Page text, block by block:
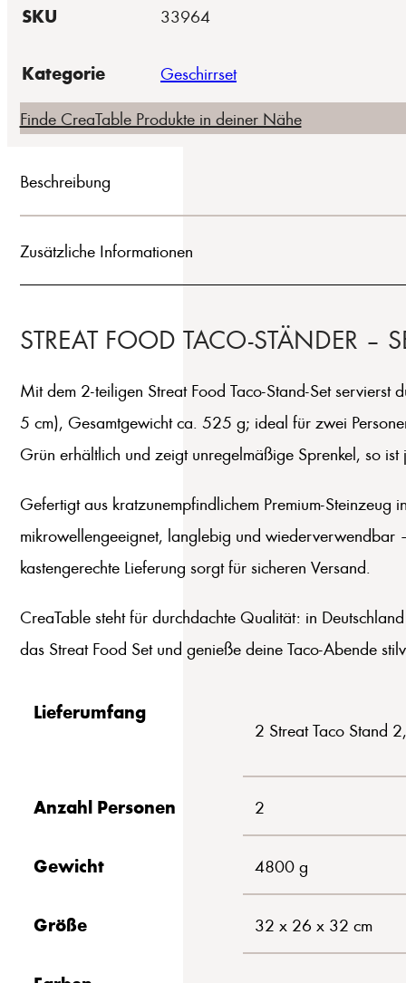
SKU 33964
Kategorie
Geschirrset
Finde CreaTable Produkte in deiner Nähe
Beschreibung
Zusätzliche Informationen
STREAT FOOD TACO-STÄNDER –
Mit dem 2-teiligen Streat Food Taco-Stand-Set
5 cm), Gesamtgewicht ca. 525 g; ideal für zwei
Grün erhältlich und zeigt unregelmäßige Sprenkel, so ist
Gefertigt aus kratzunempfindlichem Premium-Steinzeug
mikrowellengeeignet, langlebig und
kastengerechte Lieferung sorgt für sicheren Versand.
CreaTable steht für durchdachte Qualität: in
das Streat Food Set und genieße deine Taco-Abende
Lieferumfang
2 Streat Taco Stand
Anzahl Personen 2
Gewicht 4800 g
Größe 32 x 26 x 32 cm